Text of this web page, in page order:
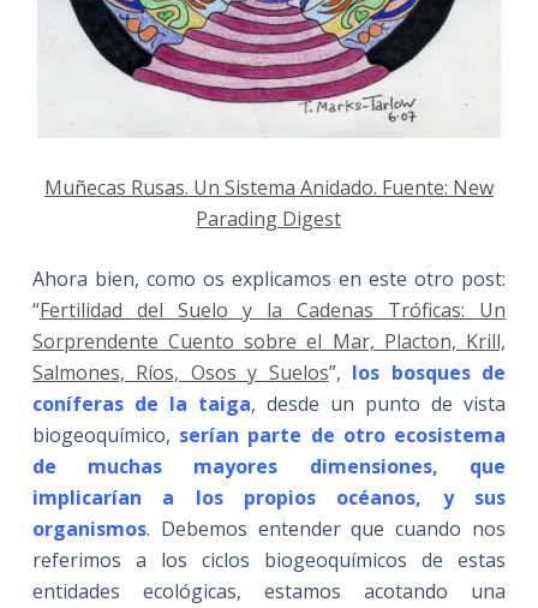
Muñecas Rusas. Un Sistema Anidado. Fuente: New
Parading Digest
Ahora bien, como os explicamos en este otro post:
“Fertilidad del Suelo y la Cadenas Tróficas: Un
Sorprendente Cuento sobre el Mar, Placton, Krill,
Salmones, Ríos, Osos y Suelos”, los bosques de
coníferas de la taiga, desde un punto de vista
biogeoquímico, serían parte de otro ecosistema
de muchas mayores dimensiones, que
implicarían a los propios océanos, y sus
organismos. Debemos entender que cuando nos
referimos a los ciclos biogeoquímicos de estas
entidades ecológicas, estamos acotando una